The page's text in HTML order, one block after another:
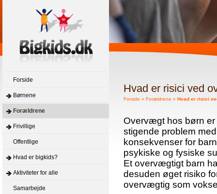
Forside
Børnene
Forældrene
Frivillige
Offentlige
Hvad er bigkids?
Aktiviteter for alle
Samarbejde
Hvad er risici ved
Forside » Forældrene » Hvad er risici
Overvægt hos børn er
stigende problem
konsekvenser for
psykiske og fysiske
Et overvægtigt barn
desuden øget risiko
overvægtig som